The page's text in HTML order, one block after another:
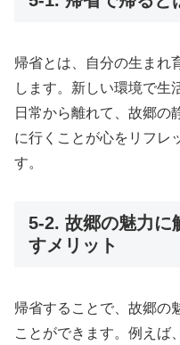
帰省とは、自分の生まれ
します。新しい環境で生
日常から離れて、故郷の
に行くことが心をリフレ
す。
5-2. 故郷の魅力に
すメリット
帰省することで、故郷の
ことができます。例えば